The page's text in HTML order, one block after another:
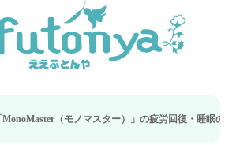
の疲労回復・睡眠の向上特集に当社のリカバリー